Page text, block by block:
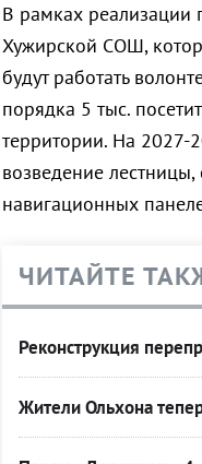
В рамках реализации
Хужирской СОШ,
будут работать
порядка 5 тыс.
территории. На 2027-
возведение
навигационных
ЧИТАЙТЕ
Реконструкция
Жители Ольхона